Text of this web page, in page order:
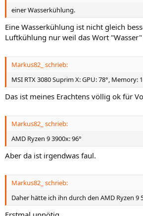
einer Wasserkühlung.
Eine Wasserkühlung ist nicht gleich
Luftkühlung nur weil das Wort
Markus82_ schrieb:
MSI RTX 3080 Suprim X: GPU: 78°, Memory:
Das ist meines Erachtens völlig ok für
Markus82_ schrieb:
AMD Ryzen 9 3900x: 96°
Aber da ist irgendwas faul.
Markus82_ schrieb:
Daher hätte ich ihn durch den AMD Ryzen 9